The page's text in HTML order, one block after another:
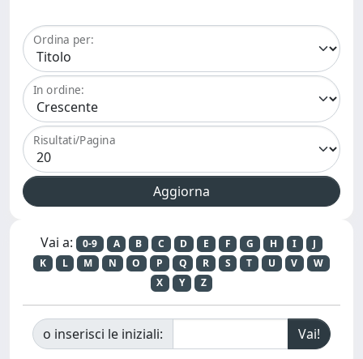
Ordina per:
In ordine:
Risultati/Pagina
Vai a: 0-9 A B C D E F G H I
J
K
L M N O P Q R S T U V
W
X
Y Z
o inserisci le iniziali: